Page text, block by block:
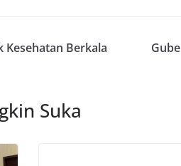
Kesehatan Berkala
Suka